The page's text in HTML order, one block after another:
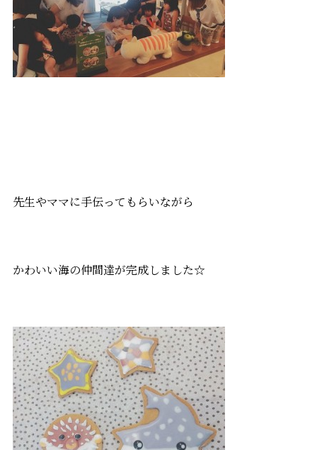
先生やママに手伝ってもらいながら
かわいい海の仲間達が完成しました☆